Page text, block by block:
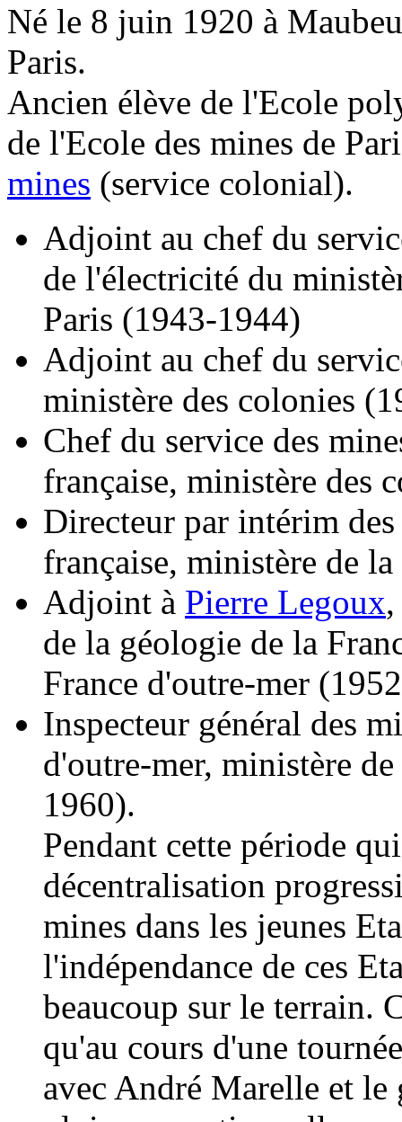
Né le 8 juin 1920 à
Paris.
Ancien élève de l'Ecole
de l'Ecole des mines de
mines (service colonial).
Adjoint au chef du
de l'électricité du
Paris (1943-1944)
Adjoint au chef du
ministère des colonies
Chef du service des
française, ministère des
Directeur par intérim
française, ministère de
Adjoint à Pierre Legoux
de la géologie de la
France d'outre-mer
Inspecteur général des
d'outre-mer, ministère
1960).
Pendant cette période
décentralisation
mines dans les jeunes
l'indépendance de ces
beaucoup sur le terrain.
qu'au cours d'une
avec André Marelle et le